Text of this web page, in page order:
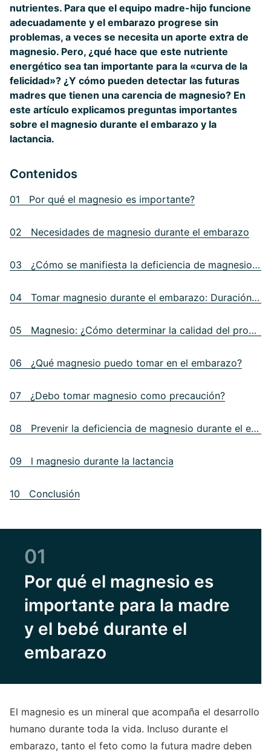
nutrientes. Para que el equipo madre-hijo funcione
adecuadamente y el embarazo progrese sin
problemas, a veces se necesita un aporte extra de
magnesio. Pero, ¿qué hace que este nutriente
energético sea tan importante para la «curva de la
felicidad»? ¿Y cómo pueden detectar las futuras
madres que tienen una carencia de magnesio? En
este artículo explicamos preguntas importantes
sobre el magnesio durante el embarazo y la
lactancia.
Contenidos
01 Por qué el magnesio es importante?
02 Necesidades de magnesio durante el embarazo
03 ¿Cómo se manifiesta la deficiencia de magnesio durante el embarazo?
04 Tomar magnesio durante el embarazo: Duración y dosis
05 Magnesio: ¿Cómo determinar la calidad del producto?
06 ¿Qué magnesio puedo tomar en el embarazo?
07 ¿Debo tomar magnesio como precaución?
08 Prevenir la deficiencia de magnesio durante el embarazo
09 l magnesio durante la lactancia
10 Conclusión
01
Por qué el magnesio es
importante para la madre
y el bebé durante el
embarazo
El magnesio es un mineral que acompaña el desarrollo
humano durante toda la vida. Incluso durante el
embarazo, tanto el feto como la futura madre deben